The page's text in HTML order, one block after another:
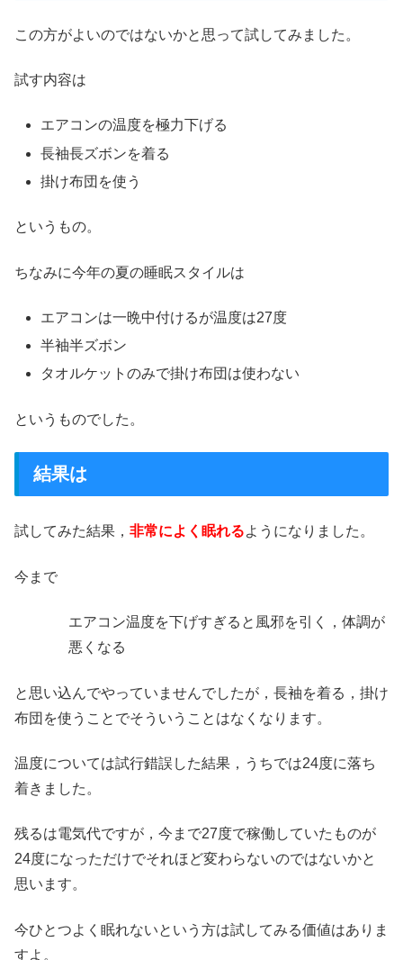
この方がよいのではないかと思って試してみました。
試す内容は
エアコンの温度を極力下げる
長袖長ズボンを着る
掛け布団を使う
というもの。
ちなみに今年の夏の睡眠スタイルは
エアコンは一晩中付けるが温度は27度
半袖半ズボン
タオルケットのみで掛け布団は使わない
というものでした。
結果は
試してみた結果， 非常によく眠れるようになりました。
今まで
エアコン温度を下げすぎると風邪を引く，体調が
悪くなる
と思い込んでやっていませんでしたが，長袖を着る，掛け
布団を使うことでそういうことはなくなります。
温度については試行錯誤した結果，うちでは24度に落ち
着きました。
残るは電気代ですが，今まで27度で稼働していたものが
24度になっただけでそれほど変わらないのではないかと
思います。
今ひとつよく眠れないという方は試してみる価値はありま
すよ。